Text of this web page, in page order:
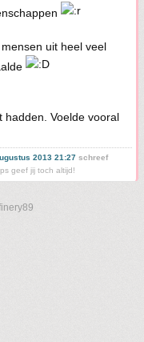
uit heel veel
hadden. Voelde vooral
2013 21:27 schreef
geef jij toch altijd!